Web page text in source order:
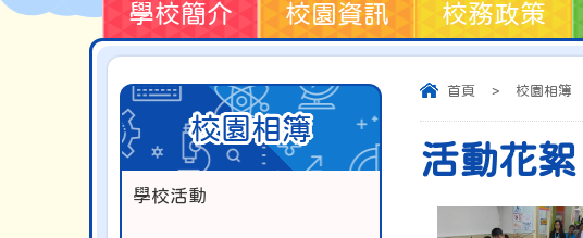
學校簡介 校園資訊 校務政策
首頁 > 校園相簿
活動花絮
校園相簿
學校活動